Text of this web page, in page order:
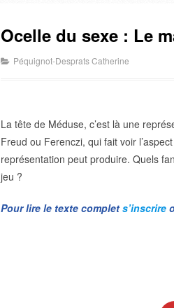
Ocelle du sexe : Le
Péquignot-Desprats Catherine
La tête de Méduse, c’est là une
Freud ou Ferenczi, qui fait voir
représentation peut produire. Quels
jeu ?
Pour lire le texte complet s’inscrire